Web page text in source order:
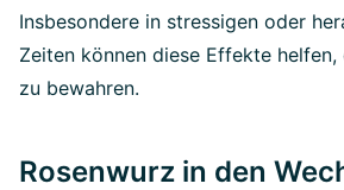
Insbesondere in stressigen oder
Zeiten können diese Effekte helfen,
zu bewahren.
Rosenwurz in den